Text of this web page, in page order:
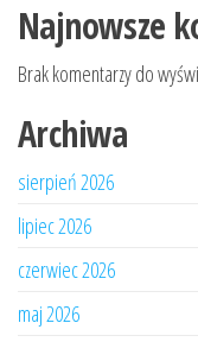
Najnowsze
Brak komentarzy do
Archiwa
sierpień 2026
lipiec 2026
czerwiec 2026
maj 2026